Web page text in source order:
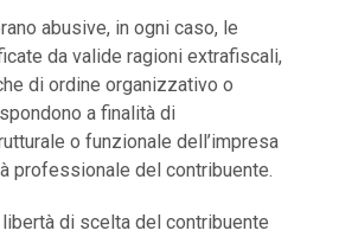
abusive, in ogni caso, le
da valide ragioni extrafiscali,
di ordine organizzativo o
a finalità di
o funzionale dell’impresa
professionale del contribuente.
di scelta del contribuente